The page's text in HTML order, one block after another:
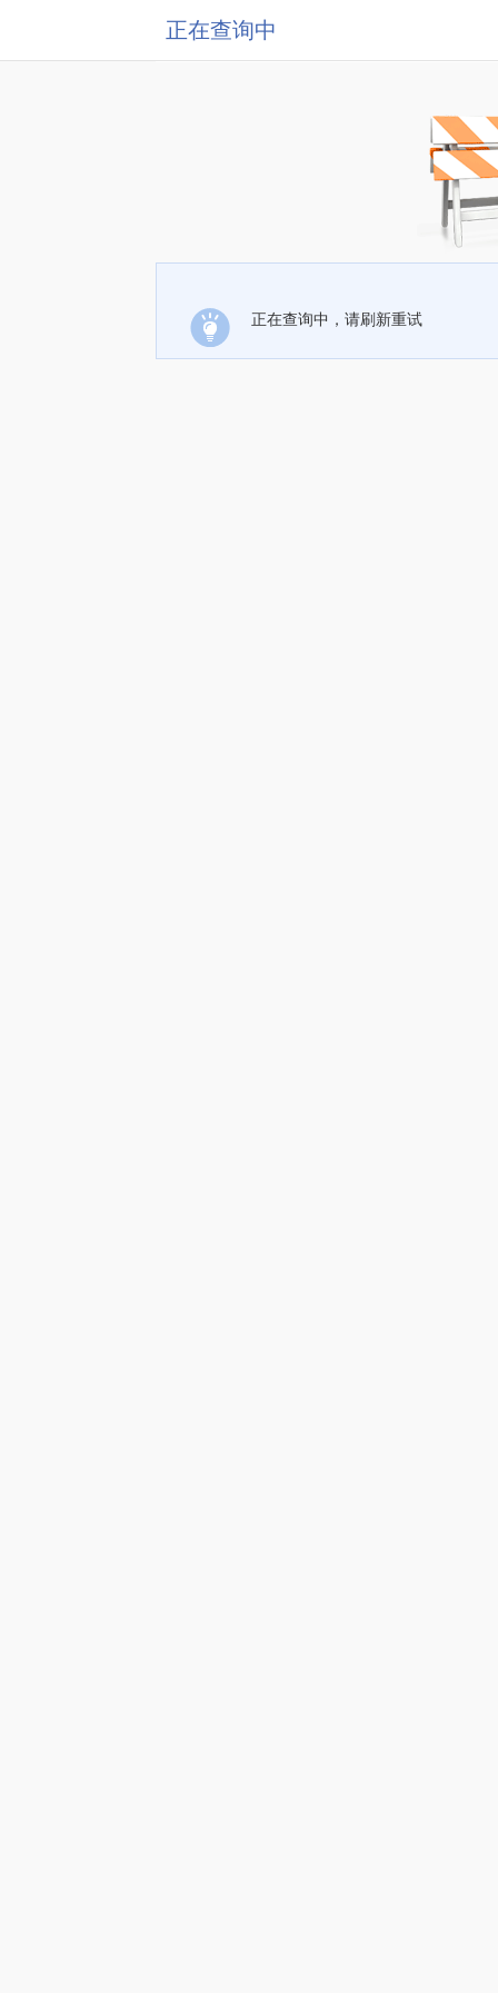
正在查询中
正在查询中，请刷新重试